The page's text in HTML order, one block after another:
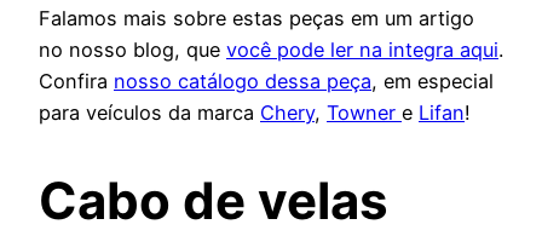
Falamos mais sobre estas peças em um artigo
no nosso blog, que você pode ler na integra aqui.
Confira nosso catálogo dessa peça, em especial
para veículos da marca Chery, Towner e Lifan!
Cabo de velas